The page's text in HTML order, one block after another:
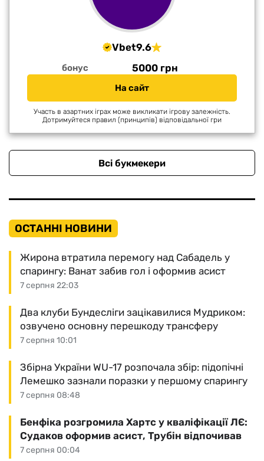
Vbet9.6
бонус 5000 грн
На сайт
Участь в азартних іграх може викликати ігрову залежність.
Дотримуйтеся правил (принципів) відповідальної гри
Всі букмекери
ОСТАННІ НОВИНИ
7 серпня 22:03
Жирона втратила перемогу над Сабадель у
спарингу: Ванат забив гол і оформив асист
7 серпня 10:01
Два клуби Бундесліги зацікавилися Мудриком:
озвучено основну перешкоду трансферу
7 серпня 08:48
Збірна України WU-17 розпочала збір: підопічні
Лемешко зазнали поразки у першому спарингу
7 серпня 00:04
Бенфіка розгромила Хартс у кваліфікації ЛЄ:
Судаков оформив асист, Трубін відпочивав